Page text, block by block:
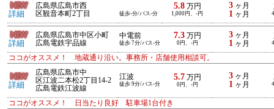
詳細
広島県広島市西
区観音本町2丁目
徒歩-分/バス-分
5.8万円
1,000円、-円
3 ヶ月
1 ヶ月
詳細
広島県広島市中区小町
広島電鉄宇品線
中電前
徒歩 7分/バス-分
7.3万円
0円、-円
3 ヶ月
1 ヶ月
ココがオススメ！ 地蔵通り沿い。事務所・店舗使用相談可。
詳細
広島県広島市中
区江波二本松2丁目14-2
広島電鉄江波線
江波
徒歩 9分/バス-分
5.7万円
0円、-円
3 ヶ月
1 ヶ月
ココがオススメ！ 日当たり良好 駐車場1台付き